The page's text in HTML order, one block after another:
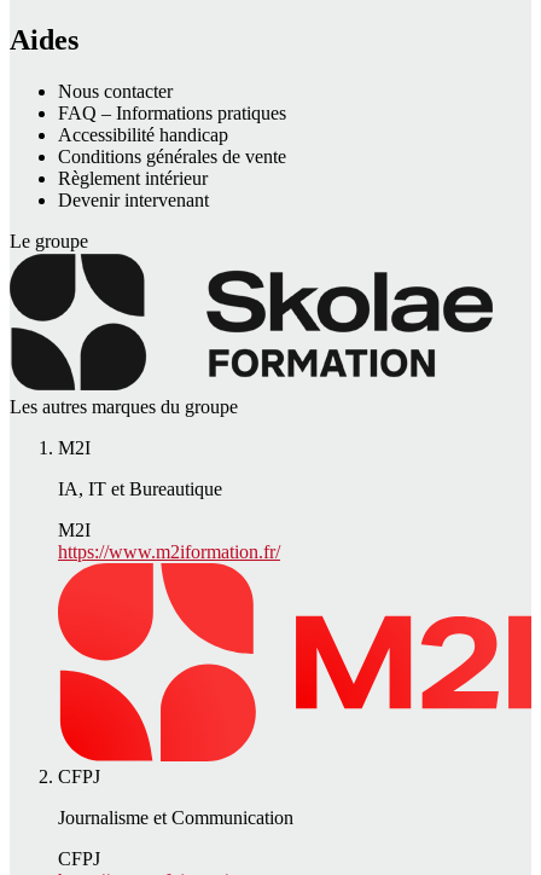
Aides
Nous contacter
FAQ – Informations pratiques
Accessibilité handicap
Conditions générales de vente
Règlement intérieur
Devenir intervenant
Le groupe
Les autres marques du groupe
M2I
IA, IT et Bureautique
M2I
https://www.m2iformation.fr/
CFPJ
Journalisme et Communication
CFPJ